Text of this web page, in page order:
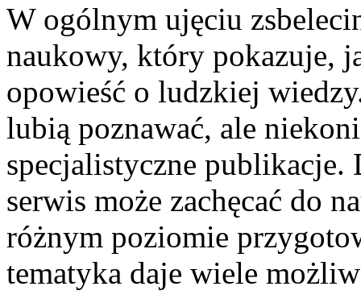
W ogólnym ujęciu
naukowy, który pokazuje,
opowieść o ludzkiej
lubią poznawać, ale
specjalistyczne
serwis może zachęcać do
różnym poziomie
tematyka daje wiele